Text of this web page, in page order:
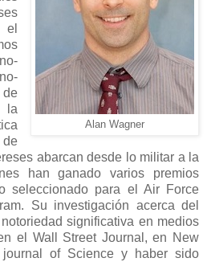
Alan Wagner
el
de
abarcan desde lo militar a la
han ganado varios premios
seleccionado para el Air Force
Su investigación acerca del
significativa en medios
el Wall Street Journal, en New
journal of Science y haber sido